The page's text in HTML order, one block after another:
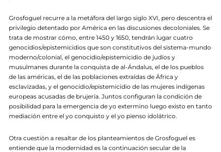
Grosfoguel recurre a la metáfora del largo siglo XVI, pero descentra el
privilegio detentado por América en las discusiones decoloniales. Se
trata de mostrar cómo, entre 1450 y 1650, tendrán lugar cuatro
genocidios/epistemicidios que son constitutivos del sistema-mundo
moderno/colonial, el genocidio/epistemicidio de judíos y
musulmanes durante la conquista de al-Ándalus, el de los pueblos
de las américas, el de las poblaciones extraídas de África y
esclavizadas, y el genocidio/epistemicidio de las mujeres indígenas
europeas acusadas de brujería. Juntos configuran la condición de
posibilidad para la emergencia de yo extermino luego existo en tanto
mediación entre el yo conquisto y el yo pienso idolátrico.
Otra cuestión a resaltar de los planteamientos de Grosfoguel es
entiende que la modernidad es la continuación secular de la